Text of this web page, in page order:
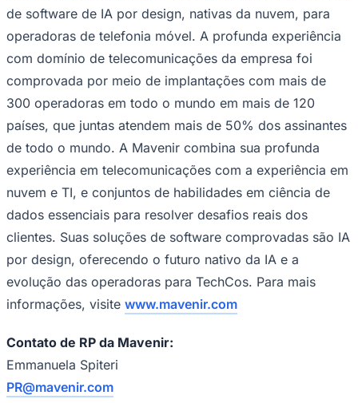
São Paulo
de software de IA por design, nativas da nuvem, para
operadoras de telefonia móvel. A profunda experiência
com domínio de telecomunicações da empresa foi
comprovada por meio de implantações com mais de
300 operadoras em todo o mundo em mais de 120
países, que juntas atendem mais de 50% dos assinantes
de todo o mundo. A Mavenir combina sua profunda
experiência em telecomunicações com a experiência em
nuvem e TI, e conjuntos de habilidades em ciência de
dados essenciais para resolver desafios reais dos
clientes. Suas soluções de software comprovadas são IA
por design, oferecendo o futuro nativo da IA e a
evolução das operadoras para TechCos. Para mais
informações, visite www.mavenir.com
Contato de RP da Mavenir:
Emmanuela Spiteri
PR@mavenir.com